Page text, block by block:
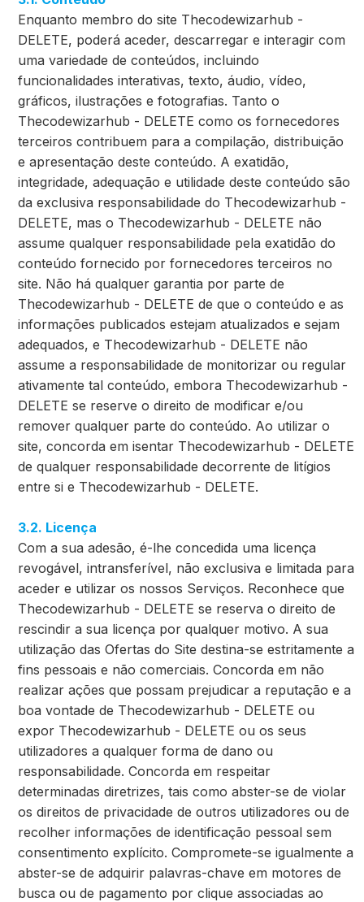
Enquanto membro do site Thecodewizarhub -
DELETE, poderá aceder, descarregar e interagir com
uma variedade de conteúdos, incluindo
funcionalidades interativas, texto, áudio, vídeo,
gráficos, ilustrações e fotografias. Tanto o
Thecodewizarhub - DELETE como os fornecedores
terceiros contribuem para a compilação, distribuição
e apresentação deste conteúdo. A exatidão,
integridade, adequação e utilidade deste conteúdo são
da exclusiva responsabilidade do Thecodewizarhub -
DELETE, mas o Thecodewizarhub - DELETE não
assume qualquer responsabilidade pela exatidão do
conteúdo fornecido por fornecedores terceiros no
site. Não há qualquer garantia por parte de
Thecodewizarhub - DELETE de que o conteúdo e as
informações publicados estejam atualizados e sejam
adequados, e Thecodewizarhub - DELETE não
assume a responsabilidade de monitorizar ou regular
ativamente tal conteúdo, embora Thecodewizarhub -
DELETE se reserve o direito de modificar e/ou
remover qualquer parte do conteúdo. Ao utilizar o
site, concorda em isentar Thecodewizarhub - DELETE
de qualquer responsabilidade decorrente de litígios
entre si e Thecodewizarhub - DELETE.
3.2. Licença
Com a sua adesão, é-lhe concedida uma licença
revogável, intransferível, não exclusiva e limitada para
aceder e utilizar os nossos Serviços. Reconhece que
Thecodewizarhub - DELETE se reserva o direito de
rescindir a sua licença por qualquer motivo. A sua
utilização das Ofertas do Site destina-se estritamente a
fins pessoais e não comerciais. Concorda em não
realizar ações que possam prejudicar a reputação e a
boa vontade de Thecodewizarhub - DELETE ou
expor Thecodewizarhub - DELETE ou os seus
utilizadores a qualquer forma de dano ou
responsabilidade. Concorda em respeitar
determinadas diretrizes, tais como abster-se de violar
os direitos de privacidade de outros utilizadores ou de
recolher informações de identificação pessoal sem
consentimento explícito. Compromete-se igualmente a
abster-se de adquirir palavras-chave em motores de
busca ou de pagamento por clique associadas ao